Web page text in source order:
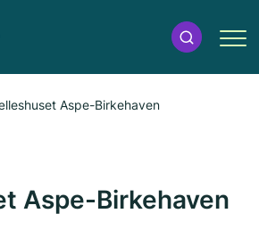
Aspe-Birkehaven
Aspe-Birkehaven